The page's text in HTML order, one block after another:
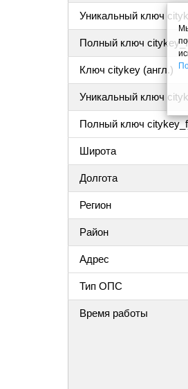
Уникальный ключ
Полный ключ citykey_f
Ключ citykey (англ.)
Уникальный ключ
Полный ключ
Широта
Долгота
Регион
Район
Адрес
Тип ОПС
Время работы